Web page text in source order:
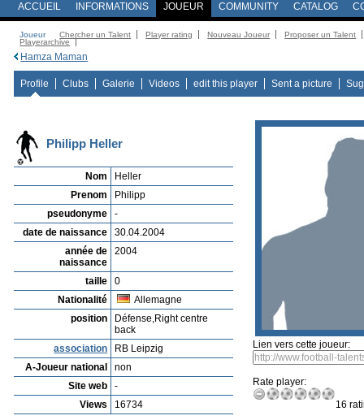
ACCUEIL INFORMATIONS JOUEUR COMMUNITY CATALOG
Joueur Chercher un Talent Player rating Nouveau Joueur
Proposer un Talent
Playerarchive
Hamza Maman
Profile Clubs Galerie Videos edit this player Sent a picture
Philipp Heller
Nom
Heller
Prenom
Philipp
pseudonyme
-
date de naissance
30.04.2004
année de
naissance
2004
taille
0
Nationalité
Allemagne
position
Défense,Right centre
back
association
RB Leipzig
A-Joueur national
non
Site web
-
Views
16734
Lien vers cette joueur:
Rate player:
16